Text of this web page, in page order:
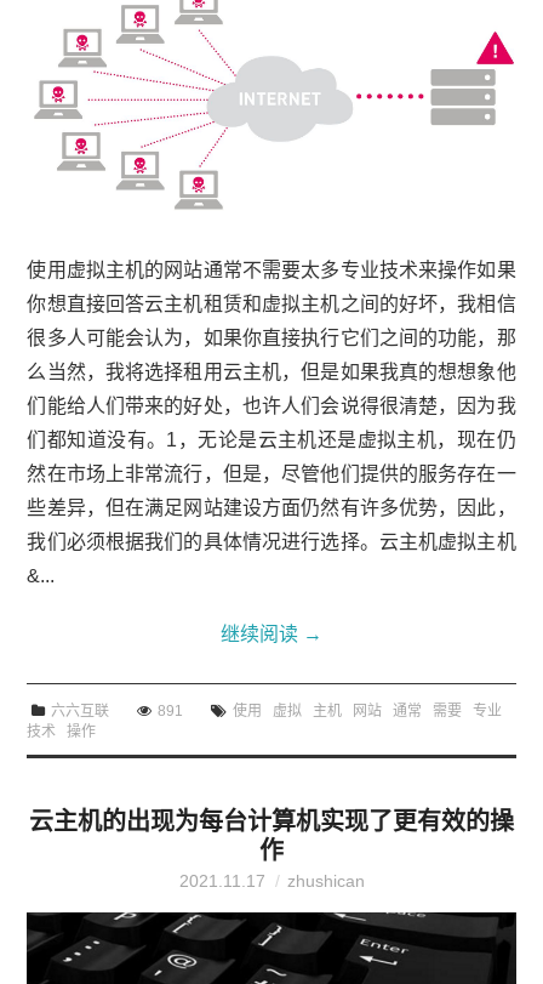
使用虚拟主机的网站通常不需要太多专业技术来操作如果
你想直接回答云主机租赁和虚拟主机之间的好坏，我相信
很多人可能会认为，如果你直接执行它们之间的功能，那
么当然，我将选择租用云主机，但是如果我真的想想象他
们能给人们带来的好处，也许人们会说得很清楚，因为我
们都知道没有。1，无论是云主机还是虚拟主机，现在仍
然在市场上非常流行，但是，尽管他们提供的服务存在一
些差异，但在满足网站建设方面仍然有许多优势，因此，
我们必须根据我们的具体情况进行选择。云主机虚拟主机
&...
继续阅读 →
六六互联 891 使用 虚拟 主机 网站 通常 需要
专业
技术
操作
云主机的出现为每台计算机实现了更有效的操
作
2021.11.17 zhushican